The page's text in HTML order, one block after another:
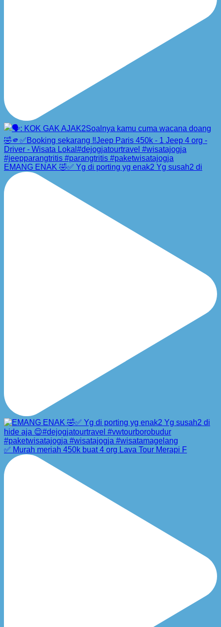
EMANG ENAK 🤣✅ Yg di porting yg enak2 Yg susah2 di
✅ Murah meriah 450k buat 4 org Lava Tour Merapi F